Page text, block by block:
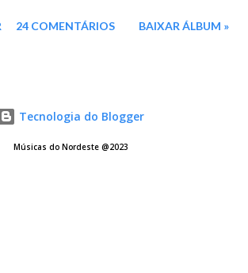
Agora em 2016, três deles voltam a se unir
dos três artistas, este projeto é a junção
de melhor das três edições anteriores. E
24 COMENTÁRIOS BAIXAR ÁLBUM »
Tecnologia do Blogger
Músicas do Nordeste @2023